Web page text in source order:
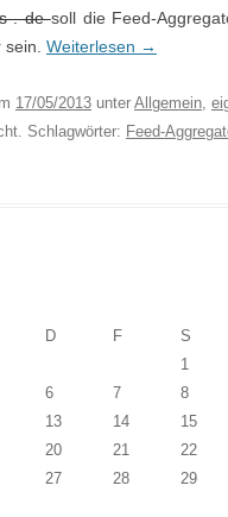
. desoll die Feed-
Weiterlesen →
17/05/2013 unter Allgemein,
Schlagwörter: Feed-
D F S
1
6 7 8
13 14 15
20 21 22
27 28 29